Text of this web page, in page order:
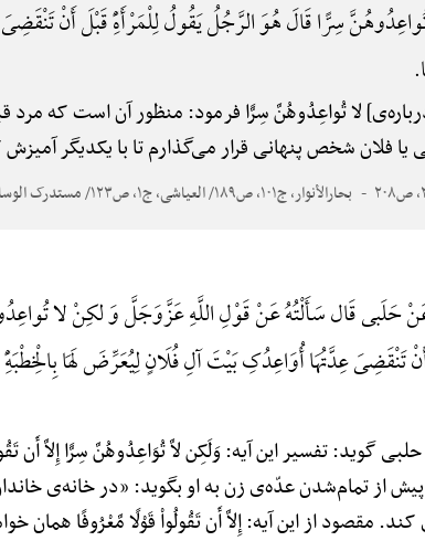
سِرًّا قَالَ هُوَ الرَّجُلُ یَقُولُ لِلْمَرْأَهًِْ قَبْلَ أَنْ
لا تُواعِدُوهُنَّ سِرًّا فرمود: منظور آن است که مرد
یا فلان شخص پنهانی قرار می‌گذارم تا با یکدیگر
بحارالأنوار، ج۱۰۱، ص۱۸۹/ العیاشی، ج۱، ص۱۲۳/ مستدرک الوسایل، ج۱۴، ص۴۱۴/ البرهان
حَلَبی قَال سَأَلْتُهُ عَنْ قَوْلِ اللَّهِ عَزَّوَجَلَّ وَ لکِنْ لا
تَنْقَضِیَ عِدَّتُهَا أُوَاعِدُکِ بَیْتَ آلِ فُلَانٍ لِیُعَرِّضَ لَهَا بِالْخِطْبَهًِْ
گوید: تفسیر این آیه: وَلَکِن لاَّ تُوَاعِدُوهُنَّ سِرًّا إِلاَّ أَن
از تمام‌شدن عدّه‌ی زن به او بگوید: «در خانه‌ی
مقصود از این آیه: إِلاَّ أَن تَقُولُواْ قَوْلًا مَّعْرُوفًا